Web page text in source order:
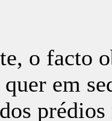
o facto
em